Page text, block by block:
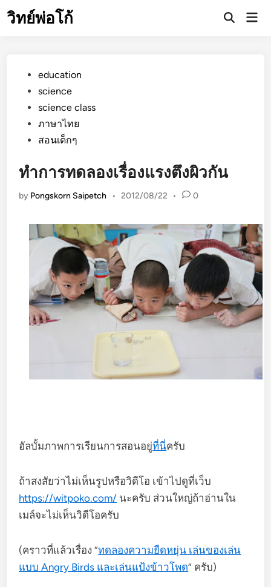
toวิทย์พ่อโก้
Open
Postededucation
science
science class
ภาษาไทย
สอนเด็กๆ
ทำการทดลองเรื่องแรงตึงผิวกัน
by Pongskorn Saipetch • 2012/08/22 • 0
อัลบั้มภาพการเรียนการสอนอยู่ที่นี่ครับ
ถ้าสงสัยว่าไม่เห็นรูปหรือวิดีโอ เข้าไปดูที่เว็บ
https://witpoko.com/ นะครับ ส่วนใหญ่ถ้าอ่านใน
เมล์จะไม่เห็นวิดีโอครับ
(คราวที่แล้วเรื่อง “ทดลองความยืดหยุ่น เล่นของเล่น
แบบ Angry Birds และเล่นแป้งข้าวโพด” ครับ)